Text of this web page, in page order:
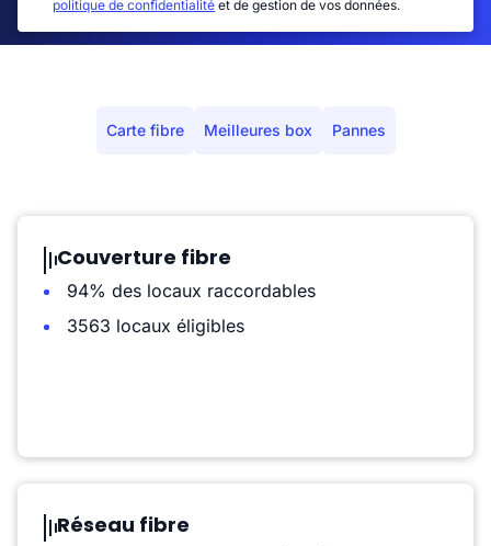
politique de confidentialité et de gestion de vos données.
Carte fibre Meilleures box Pannes
Couverture fibre
94% des locaux raccordables
3563 locaux éligibles
Réseau fibre